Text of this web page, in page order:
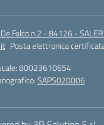
Falco n.2 - 84126 -
Posta elettronica
80023610654
SAPS020006